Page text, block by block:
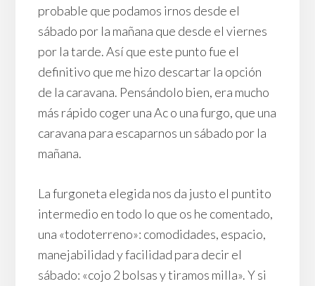
probable que podamos irnos desde el
sábado por la mañana que desde el viernes
por la tarde. Así que este punto fue el
definitivo que me hizo descartar la opción
de la caravana. Pensándolo bien, era mucho
más rápido coger una Ac o una furgo, que una
caravana para escaparnos un sábado por la
mañana.
La furgoneta elegida nos da justo el puntito
intermedio en todo lo que os he comentado,
una «todoterreno»: comodidades, espacio,
manejabilidad y facilidad para decir el
sábado: «cojo 2 bolsas y tiramos milla». Y si